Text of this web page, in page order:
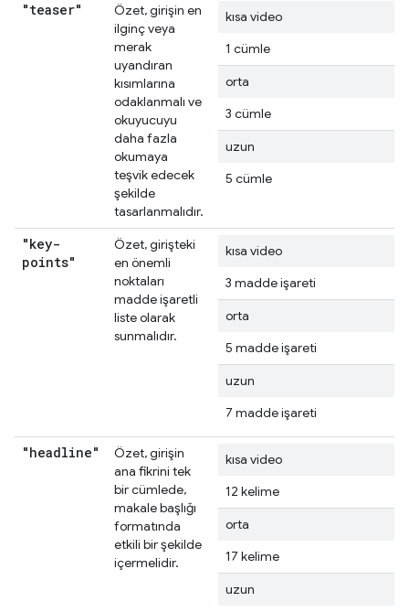
"teaser"
Özet, girişin en
ilginç veya
merak
uyandıran
kısımlarına
odaklanmalı ve
okuyucuyu
daha fazla
okumaya
teşvik edecek
şekilde
tasarlanmalıdır.
kısa video
1 cümle
orta
3 cümle
uzun
5 cümle
"key-
points"
Özet, girişteki
en önemli
noktaları
madde işaretli
liste olarak
sunmalıdır.
kısa video
3 madde işareti
orta
5 madde işareti
uzun
7 madde işareti
"headline"
Özet, girişin
ana fikrini tek
bir cümlede,
makale başlığı
formatında
etkili bir şekilde
içermelidir.
kısa video
12 kelime
orta
17 kelime
uzun